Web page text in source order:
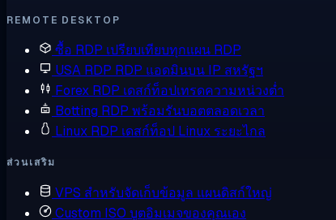
REMOTE DESKTOP
ซื้อ RDP เปรียบเทียบทุกแผน RDP
USA RDP RDP แอดมินบน IP สหรัฐฯ
Forex RDP เดสก์ท็อปเทรดความหน่วงต่ำ
Botting RDP พร้อมรันบอตตลอดเวลา
Linux RDP เดสก์ท็อป Linux ระยะไกล
ส่วนเสริม
VPS สำหรับจัดเก็บข้อมูล แผนดิสก์ใหญ่
Custom ISO บูตอิมเมจของคุณเอง